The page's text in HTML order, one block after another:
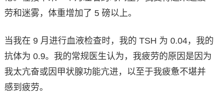
劳和迷雾，体重增加了 5 磅以上。
当我在 9 月进行血液检查时，我的 TSH 为 0.04，我的
抗体为 0.9。我的常规医生认为，我疲劳的原因是因为
我太亢奋或因甲状腺功能亢进，以至于我疲惫不堪并
感到疲劳。